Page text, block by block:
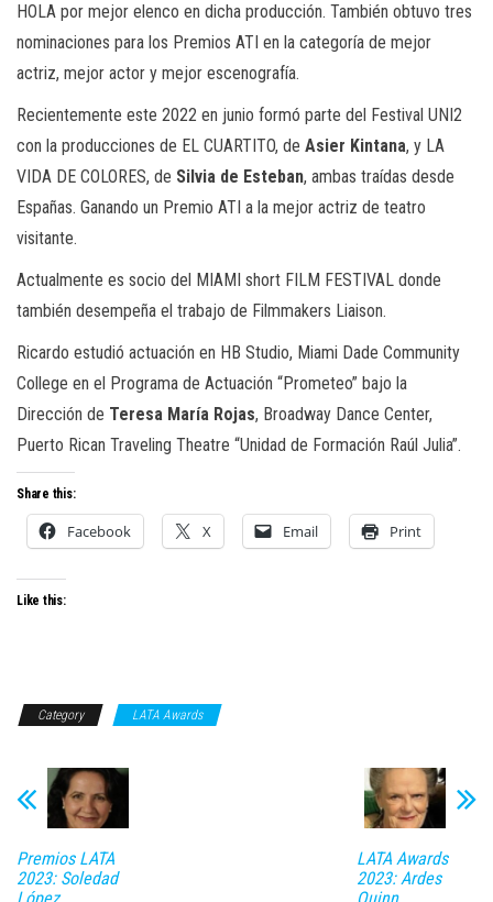
HOLA por mejor elenco en dicha producción. También obtuvo tres
nominaciones para los Premios ATI en la categoría de mejor
actriz, mejor actor y mejor escenografía.
Recientemente este 2022 en junio formó parte del Festival UNI2
con la producciones de EL CUARTITO, de Asier Kintana, y LA
VIDA DE COLORES, de Silvia de Esteban, ambas traídas desde
Españas. Ganando un Premio ATI a la mejor actriz de teatro
visitante.
Actualmente es socio del MIAMI short FILM FESTIVAL donde
también desempeña el trabajo de Filmmakers Liaison.
Ricardo estudió actuación en HB Studio, Miami Dade Community
College en el Programa de Actuación “Prometeo” bajo la
Dirección de Teresa María Rojas, Broadway Dance Center,
Puerto Rican Traveling Theatre “Unidad de Formación Raúl Julia”.
Share this:
Facebook X Email Print
Like this:
Category LATA Awards
Premios LATA
2023: Soledad
LATA Awards
2023: Ardes